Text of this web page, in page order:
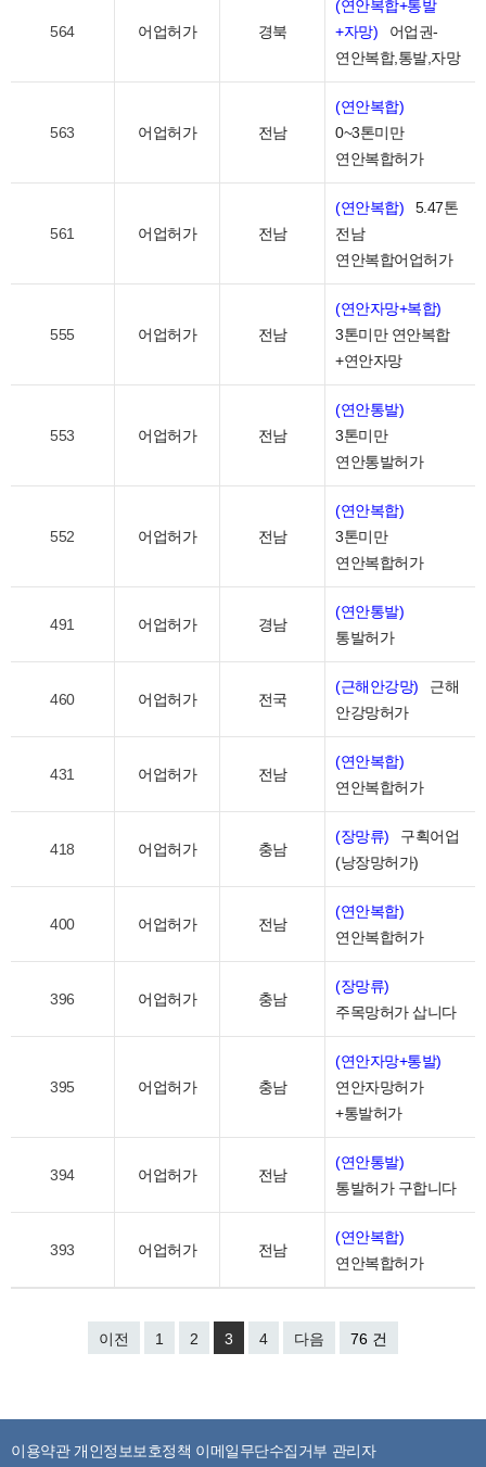
564 어업허가 경북
(연안복합+통발
+자망)
어업권-
연안복합,통발,자망
563 어업허가 전남
(연안복합)
0~3톤미만
연안복합허가
561 어업허가 전남
(연안복합)
5.47톤
전남
연안복합어업허가
555 어업허가 전남
(연안자망+복합)
3톤미만 연안복합
+연안자망
553 어업허가 전남
(연안통발)
3톤미만
연안통발허가
552 어업허가 전남
(연안복합)
3톤미만
연안복합허가
491 어업허가 경남
(연안통발)
통발허가
460 어업허가 전국
(근해안강망)
근해
안강망허가
431 어업허가 전남
(연안복합)
연안복합허가
418 어업허가 충남
(장망류)
구획어업
(낭장망허가)
400 어업허가 전남
(연안복합)
연안복합허가
396 어업허가 충남
(장망류)
주목망허가 삽니다
395 어업허가 충남
(연안자망+통발)
연안자망허가
+통발허가
394 어업허가 전남
(연안통발)
통발허가 구합니다
393 어업허가 전남
(연안복합)
연안복합허가
이전 1 2 3 4 다음 76 건
이용약관 개인정보보호정책 이메일무단수집거부 관리자